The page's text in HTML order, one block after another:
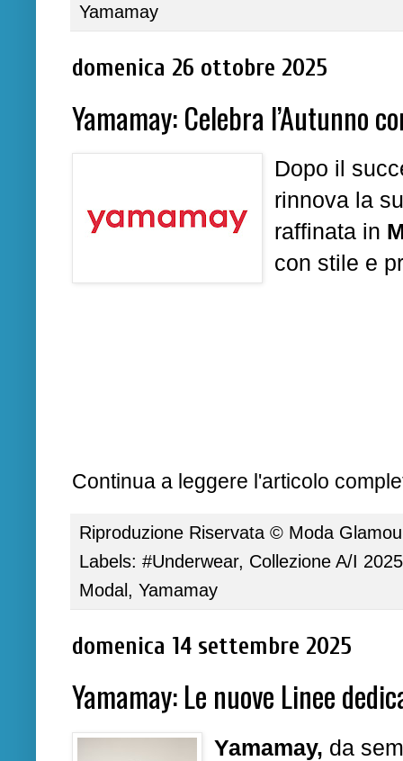
Yamamay
domenica 26 ottobre 2025
Yamamay: Celebra l’Autunno
Dopo il
rinnova la
raffinata in
con stile e
Continua a leggere l'articolo
Riproduzione Riservata © Moda
Labels: #Underwear, Collezione A/I
Modal, Yamamay
domenica 14 settembre 2025
Yamamay: Le nuove Linee
Yamamay, da